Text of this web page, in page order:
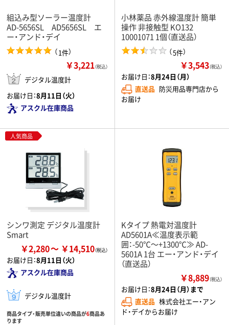
組込み型ソーラー温度計
AD-5656SL AD5656SL エ
ー・アンド・デイ
（1件）
￥3,221（税込）
デジタル温度計
お届け日：8月11日（火）
アスクル在庫商品
小林薬品 赤外線温度計 簡単
操作 非接触型 KO132
10001071 1個（直送品）
（5件）
￥3,543（税込）
お届け日：8月24日（月）
直送品 防災用品専門店から
お届け
人気商品
シンワ測定 デジタル温度計
Smart
￥2,280 ￥14,510
お届け日：8月11日（火）
アスクル在庫商品
デジタル温度計
商品タイプ・販売単位違いの商品が6商品あ
ります
Kタイプ 熱電対温度計
AD5601A≪温度表示範
囲：-50℃～+1300℃≫ AD-
5601A 1台 エー・アンド・デイ
（直送品）
￥8,889（税込）
お届け日：8月24日（月）まで
直送品 株式会社エー・アン
ド・デイからお届け